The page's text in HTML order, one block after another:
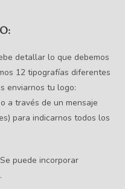
detallar lo que debemos
12 tipografías diferentes
enviarnos tu logo:
a través de un mensaje
para indicarnos todos los
Se puede incorporar